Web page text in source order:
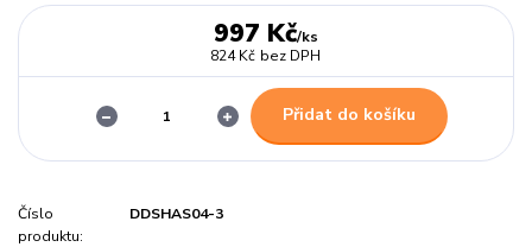
997 Kč/ks
824 Kč bez DPH
Přidat do košíku
Číslo
produktu:
DDSHAS04-3